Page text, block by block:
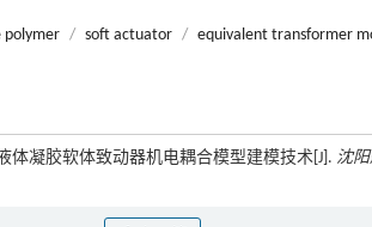
polymer / soft actuator / equivalent transformer
体凝胶软体致动器机电耦合模型建模技术[J]. 沈